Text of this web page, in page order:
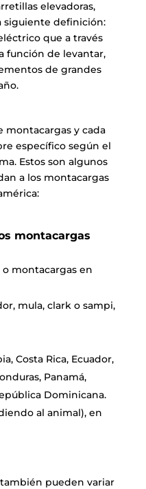
elevadoras,
siguiente definición:
que a través
función de levantar,
de grandes
montacargas y cada
específico según el
Estos son algunos
a los montacargas
montacargas
montacargas en
mula, clark o sampi,
Costa Rica, Ecuador,
Panamá,
Dominicana.
al animal), en
pueden variar